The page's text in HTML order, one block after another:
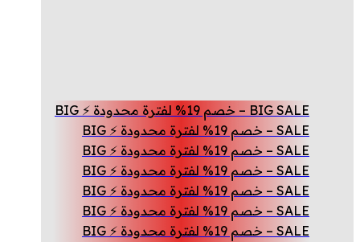
المنتج
BIG SALE – خصم 19% لفترة محدودة ⚡ BIG
SALE – خصم 19% لفترة محدودة ⚡ BIG
SALE – خصم 19% لفترة محدودة ⚡ BIG
SALE – خصم 19% لفترة محدودة ⚡ BIG
SALE – خصم 19% لفترة محدودة ⚡ BIG
SALE – خصم 19% لفترة محدودة ⚡ BIG
SALE – خصم 19% لفترة محدودة ⚡ BIG